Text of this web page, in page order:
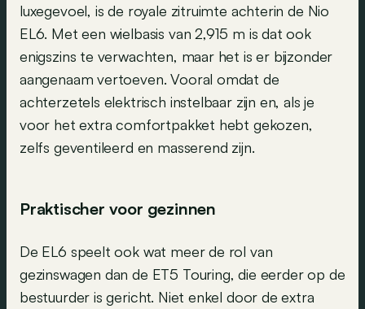
luxegevoel, is de royale zitruimte achterin de Nio
EL6. Met een wielbasis van 2,915 m is dat ook
enigszins te verwachten, maar het is er bijzonder
aangenaam vertoeven. Vooral omdat de
achterzetels elektrisch instelbaar zijn en, als je
voor het extra comfortpakket hebt gekozen,
zelfs geventileerd en masserend zijn.
Praktischer voor gezinnen
De EL6 speelt ook wat meer de rol van
gezinswagen dan de ET5 Touring, die eerder op de
bestuurder is gericht. Niet enkel door de extra